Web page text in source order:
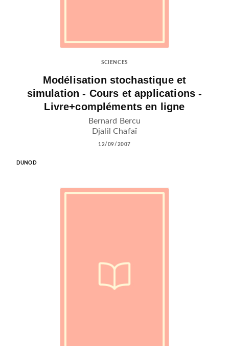
SCIENCES
Modélisation stochastique et
simulation - Cours et applications -
Livre+compléments en ligne
Bernard Bercu
Djalil Chafaï
12/09/2007
DUNOD